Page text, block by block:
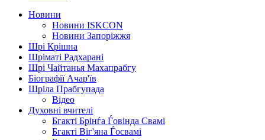
Новини
Новини ISKCON
Новини Запоріжжя
Шрі Крішна
Шріматі Радхарані
Шрі Чайтанья Махапрабгу
Біографії Ачар'їв
Шріла Прабгупада
Відео
Духовні вчителі
Бгакті Брінѓа Ѓовінда Свамі
Бгакті Віг'яна Ѓосвамі